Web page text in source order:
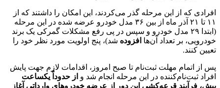
افرادی که از این مرحله گذر می‌کردند، این امکان را داشتند که از
١١ تا ٢١ آذر ماه از بین ٣۶ مدل خودرو عرضه شده در این مرحله
(ابتدا ٢٩ مدل خودرو و سپس در پی رفع مشکلات گمرکی یک برند
خودرویی، بر تعداد آن‌ها افزوده شد)، پنج اولویت‌ مورد نظر خود را
تعیین کنند.
پس از اتمام مهلت ثبت‌نام تا صبح امروز، اقدامات لازم جهت پایش
افراد ثبت‌نام‌کننده در این مرحله انجام شد و از حدوداً یکساعت
پیش، فرآیند قرعه‌کشی این دور از عرضه‌ خودروهای وارداتی آغاز